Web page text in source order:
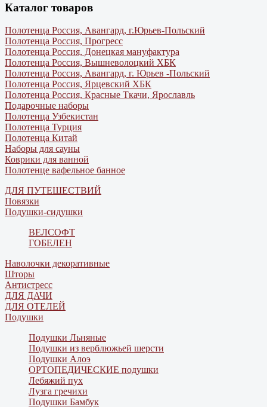
Каталог товаров
Полотенца Россия, Авангард, г.Юрьев-Польский
Полотенца Россия, Прогресс
Полотенца Россия, Донецкая мануфактура
Полотенца Россия, Вышневолоцкий ХБК
Полотенца Россия, Авангард, г. Юрьев -Польский
Полотенца Россия, Ярцевский ХБК
Полотенца Россия, Красные Ткачи, Ярославль
Подарочные наборы
Полотенца Узбекистан
Полотенца Турция
Полотенца Китай
Наборы для сауны
Коврики для ванной
Полотенце вафельное банное
ДЛЯ ПУТЕШЕСТВИЙ
Повязки
Подушки-сидушки
ВЕЛСОФТ
ГОБЕЛЕН
Наволочки декоративные
Шторы
Антистресс
ДЛЯ ДАЧИ
ДЛЯ ОТЕЛЕЙ
Подушки
Подушки Льняные
Подушки из верблюжьей шерсти
Подушки Алоэ
ОРТОПЕДИЧЕСКИЕ подушки
Лебяжий пух
Лузга гречихи
Подушки Бамбук